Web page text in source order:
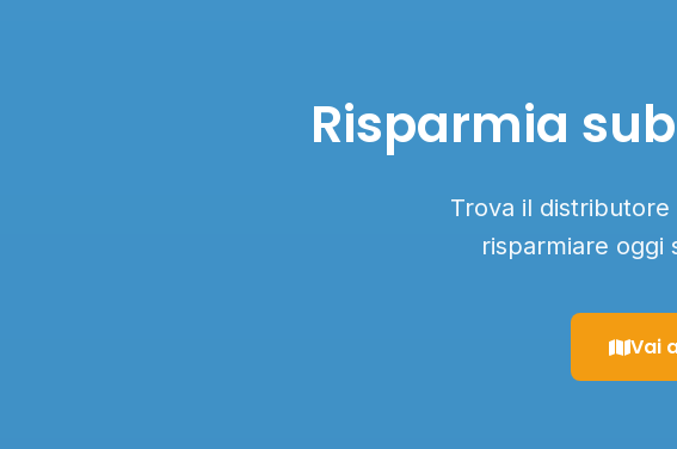
Risparmia
Trova il distributore
risparmiare oggi
Vai